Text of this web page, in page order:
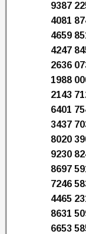
9387
4081
4659
4247
2636
1988
2143
6401
3437
8020
9230
8697
7246
4465
8631
6653